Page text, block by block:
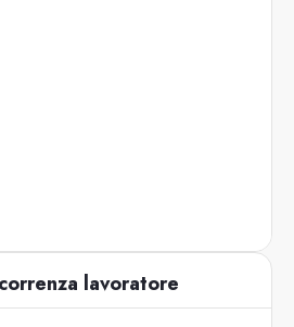
lavoratore